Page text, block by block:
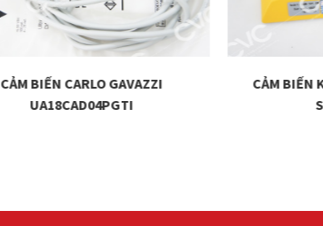
CẢM BIẾN CARLO GAVAZZI
UA18CAD04PGTI
CẢM BIẾN